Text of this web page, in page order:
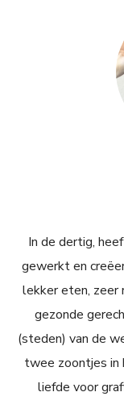
In de dertig,
gewerkt en
lekker eten, zeer
gezonde
(steden) van de
twee zoontjes in
liefde voor